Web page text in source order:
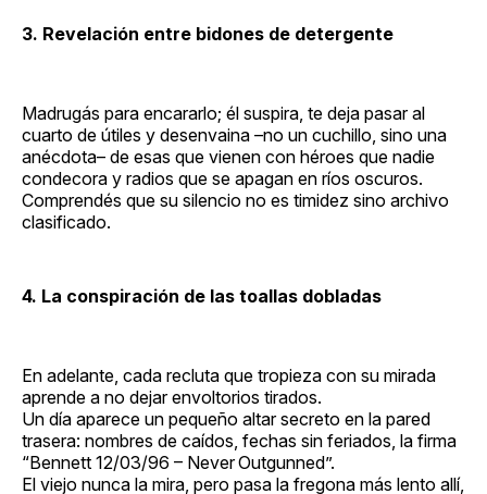
3. Revelación entre bidones de detergente
Madrugás para encararlo; él suspira, te deja pasar al
cuarto de útiles y desenvaina –no un cuchillo, sino una
anécdota– de esas que vienen con héroes que nadie
condecora y radios que se apagan en ríos oscuros.
Comprendés que su silencio no es timidez sino archivo
clasificado.
4. La conspiración de las toallas dobladas
En adelante, cada recluta que tropieza con su mirada
aprende a no dejar envoltorios tirados.
Un día aparece un pequeño altar secreto en la pared
trasera: nombres de caídos, fechas sin feriados, la firma
“Bennett 12/03/96 – Never Outgunned”.
El viejo nunca la mira, pero pasa la fregona más lento allí,